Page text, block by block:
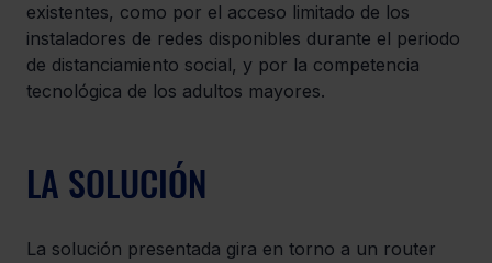
existentes, como por el acceso limitado de los
instaladores de redes disponibles durante el periodo
de distanciamiento social, y por la competencia
tecnológica de los adultos mayores.
LA SOLUCIÓN
La solución presentada gira en torno a un router